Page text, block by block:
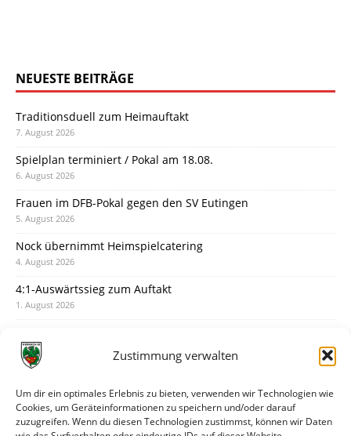
Zustimmung verwalten
Um dir ein optimales Erlebnis zu bieten, verwenden wir Technologien wie
Cookies, um Geräteinformationen zu speichern und/oder darauf
zuzugreifen. Wenn du diesen Technologien zustimmst, können wir Daten
NEUESTE BEITRÄGE
Traditionsduell zum Heimauftakt
7. August 2026
Spielplan terminiert / Pokal am 18.08.
6. August 2026
Frauen im DFB-Pokal gegen den SV Eutingen
5. August 2026
Nock übernimmt Heimspielcatering
4. August 2026
4:1-Auswärtssieg zum Auftakt
1. August 2026
31. Juli 2026
30. Juli 2026
Deine Spielminute: 89+1